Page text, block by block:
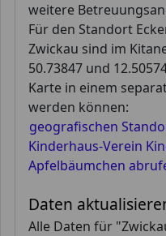
weitere
Für den Standort
Zwickau sind im
50.73847 und
Karte in einem
werden können:
geografischen
Kinderhaus-Verein
Apfelbäumchen
Daten
Alle Daten für